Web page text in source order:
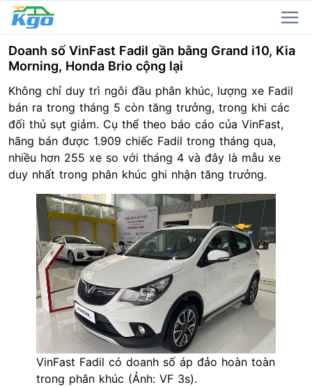
Doanh số VinFast Fadil gần bằng Grand i10, Kia
Morning, Honda Brio cộng lại
Không chỉ duy trì ngôi đầu phân khúc, lượng xe Fadil
bán ra trong tháng 5 còn tăng trưởng, trong khi các
đối thủ sụt giảm. Cụ thể theo báo cáo của VinFast,
hãng bán được 1.909 chiếc Fadil trong tháng qua,
nhiều hơn 255 xe so với tháng 4 và đây là mẫu xe
duy nhất trong phân khúc ghi nhận tăng trưởng.
VinFast Fadil có doanh số áp đảo hoàn toàn
trong phân khúc (Ảnh: VF 3s).